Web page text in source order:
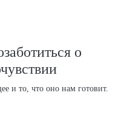
о
и то, что оно нам готовит.